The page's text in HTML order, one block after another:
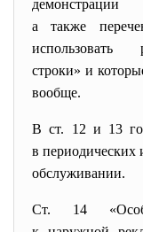
а также
строки» и
вообще.
В ст. 12 и 13
в периодических
обслуживании.
Ст. 14